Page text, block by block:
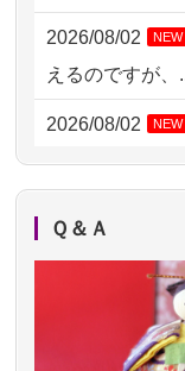
2026/08/01
2026/07/31 17:28
2026/07/31
2026/07/31
2026/07/31 08:41
2026/07/30
2026/07/30
2026/08/02 NEW
えるのですが、
2026/08/02 NEW
いただき安心感
供
も丁寧に説...
Ｑ＆Ａ